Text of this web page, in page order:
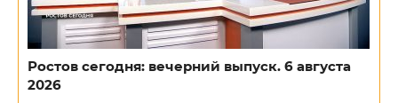
Ростов сегодня: вечерний выпуск. 6 августа
2026